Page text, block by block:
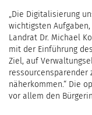
„Die Digitalisierung
wichtigsten
Landrat Dr. Michael
mit der Einführung
Ziel, auf
ressourcensparender
näherkommen.“ Die
vor allem den